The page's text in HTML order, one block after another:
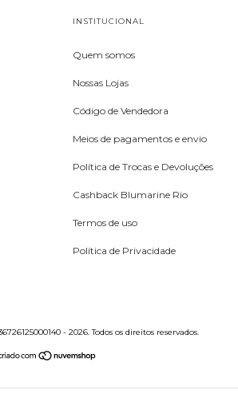
INSTITUCIONAL
Quem somos
Nossas Lojas
Código de Vendedora
Meios de pagamentos e envio
Política de Trocas e Devoluções
Cashback Blumarine Rio
Termos de uso
Política de Privacidade
- 2026. Todos os direitos reservados.